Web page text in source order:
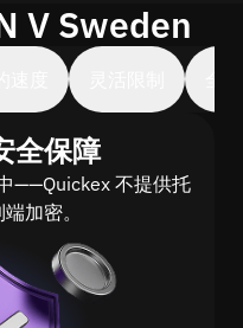
V Sweden
全保障
——Quickex 不提供托
加密。